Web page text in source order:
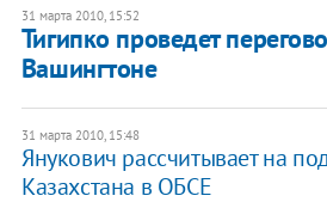
31 марта 2010, 15:52
Тигипко проведет
Вашингтоне
31 марта 2010, 15:48
Янукович рассчитывает на
Казахстана в ОБСЕ